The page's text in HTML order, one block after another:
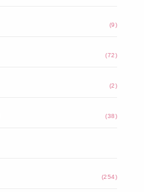
(9)
(72)
(2)
(38)
(254)